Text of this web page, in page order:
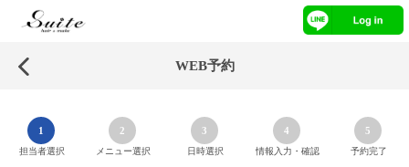
WEB予約
1
担当者選択
2
メニュー選択
3
日時選択
4
情報入力・確認
5
予約完了